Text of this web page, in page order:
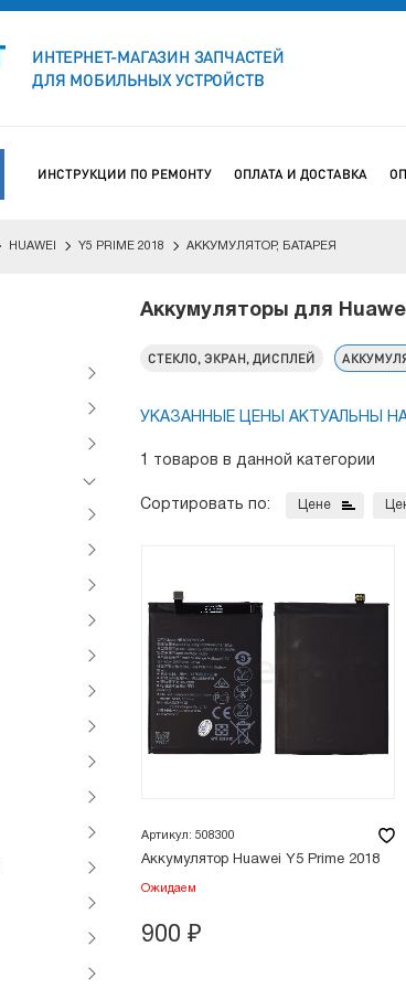
ИНТЕРНЕТ-МАГАЗИН ЗАПЧАСТЕЙ
ДЛЯ МОБИЛЬНЫХ УСТРОЙСТВ
ИНСТРУКЦИИ ПО РЕМОНТУ ОПЛАТА И ДОСТАВКА
HUAWEI Y5 PRIME 2018 АККУМУЛЯТОР, БАТАРЕЯ
Аккумуляторы для
СТЕКЛО, ЭКРАН, ДИСПЛЕЙ
УКАЗАННЫЕ ЦЕНЫ АКТУАЛЬНЫ НА
1 товаров в данной категории
Сортировать по: Цене
Артикул: 508300
Аккумулятор Huawei Y5 Prime 2018
Ожидаем
900 ₽